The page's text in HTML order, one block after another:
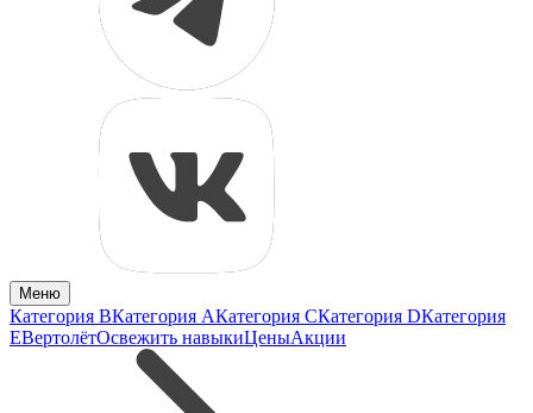
Меню
Категория BКатегория AКатегория CКатегория DКатегория
EВертолётОсвежить навыкиЦеныАкции